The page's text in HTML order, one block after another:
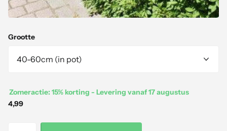
Grootte
Zomeractie: 15% korting - Levering vanaf 17 augustus
4,99